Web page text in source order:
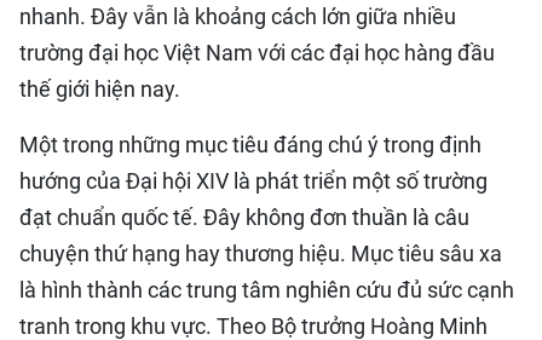
nhanh. Đây vẫn là khoảng cách lớn giữa nhiều
trường đại học Việt Nam với các đại học hàng đầu
thế giới hiện nay.
Một trong những mục tiêu đáng chú ý trong định
hướng của Đại hội XIV là phát triển một số trường
đạt chuẩn quốc tế. Đây không đơn thuần là câu
chuyện thứ hạng hay thương hiệu. Mục tiêu sâu xa
là hình thành các trung tâm nghiên cứu đủ sức cạnh
tranh trong khu vực. Theo Bộ trưởng Hoàng Minh